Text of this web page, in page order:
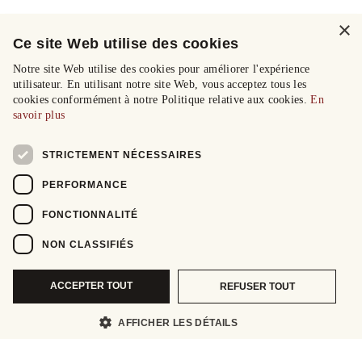
×
Ce site Web utilise des cookies
Notre site Web utilise des cookies pour améliorer l'expérience
utilisateur. En utilisant notre site Web, vous acceptez tous les
cookies conformément à notre Politique relative aux cookies.En
savoir plus
STRICTEMENT NÉCESSAIRES
PERFORMANCE
FONCTIONNALITÉ
NON CLASSIFIÉS
ACCEPTER TOUT REFUSER TOUT
AFFICHER LES DÉTAILS